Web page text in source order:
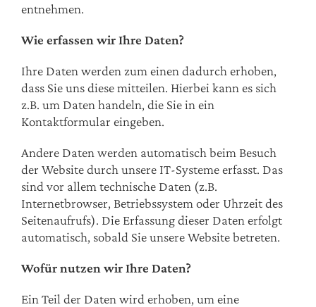
entnehmen.
Wie erfassen wir Ihre Daten?
Ihre Daten werden zum einen dadurch erhoben,
dass Sie uns diese mitteilen. Hierbei kann es sich
z.B. um Daten handeln, die Sie in ein
Kontaktformular eingeben.
Andere Daten werden automatisch beim Besuch
der Website durch unsere IT-Systeme erfasst. Das
sind vor allem technische Daten (z.B.
Internetbrowser, Betriebssystem oder Uhrzeit des
Seitenaufrufs). Die Erfassung dieser Daten erfolgt
automatisch, sobald Sie unsere Website betreten.
Wofür nutzen wir Ihre Daten?
Ein Teil der Daten wird erhoben, um eine